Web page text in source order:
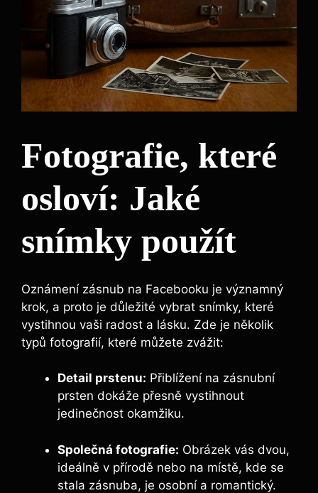
Fotografie, které
osloví: Jaké
snímky použít
Oznámení zásnub na Facebooku je významný
krok, a proto je důležité vybrat snímky, které
vystihnou vaši radost a lásku. Zde je několik
typů fotografií, které můžete zvážit:
Detail prstenu: Přiblížení na zásnubní
prsten dokáže přesně vystihnout
jedinečnost okamžiku.
Společná fotografie: Obrázek vás dvou,
ideálně v přírodě nebo na místě, kde se
stala zásnuba, je osobní a romantický.